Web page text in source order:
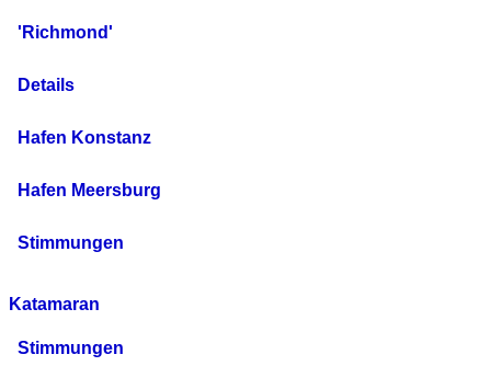
'Richmond'
Details
Hafen Konstanz
Hafen Meersburg
Stimmungen
Katamaran
Stimmungen